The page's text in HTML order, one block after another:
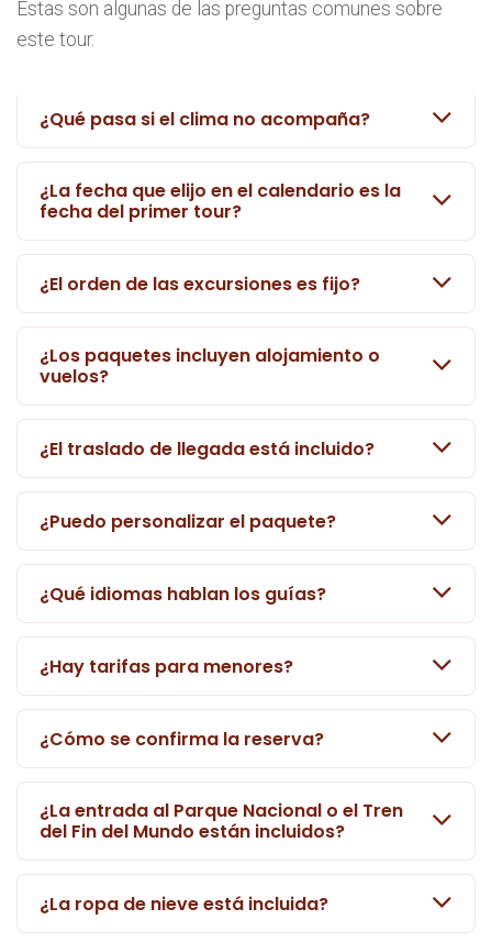
Estas son algunas de las preguntas comunes sobre
este tour.
¿Qué pasa si el clima no acompaña?
¿La fecha que elijo en el calendario es la
fecha del primer tour?
¿El orden de las excursiones es fijo?
¿Los paquetes incluyen alojamiento o
vuelos?
¿El traslado de llegada está incluido?
¿Puedo personalizar el paquete?
¿Qué idiomas hablan los guías?
¿Hay tarifas para menores?
¿Cómo se confirma la reserva?
¿La entrada al Parque Nacional o el Tren
del Fin del Mundo están incluidos?
¿La ropa de nieve está incluida?